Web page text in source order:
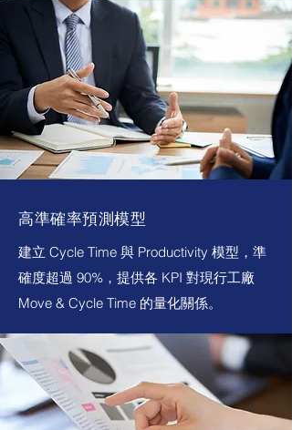
高準確率預測模型
建立 Cycle Time 與 Productivity 模型，準
確度超過 90%，提供各 KPI 對現行工廠
Move & Cycle Time 的量化關係。